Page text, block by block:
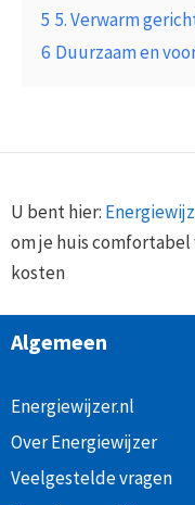
5 5. Verwarm
6 Duurzaam en
U bent hier:
om je huis
kosten
Algemeen
Energiewijzer.nl
Over Energiewijzer
Veelgestelde vragen